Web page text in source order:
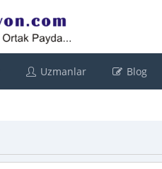
Uzmanlar Blog